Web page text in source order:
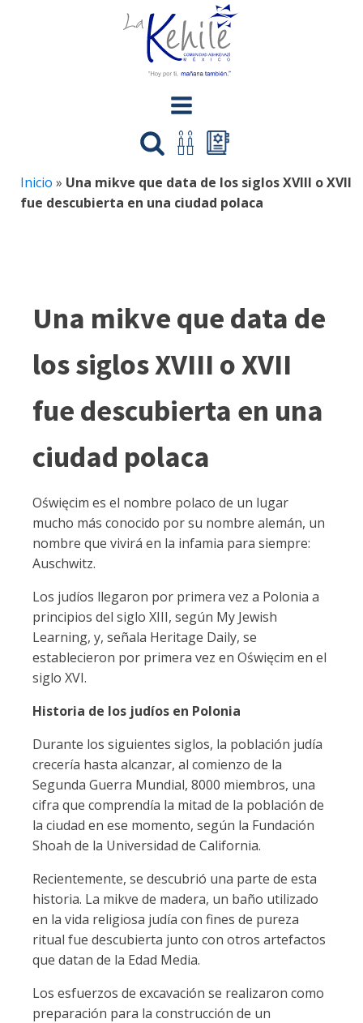
Inicio » Una mikve que data de los siglos XVIII o XVII
fue descubierta en una ciudad polaca
Una mikve que data de
los siglos XVIII o XVII
fue descubierta en una
ciudad polaca
Oświęcim es el nombre polaco de un lugar
mucho más conocido por su nombre alemán, un
nombre que vivirá en la infamia para siempre:
Auschwitz.
Los judíos llegaron por primera vez a Polonia a
principios del siglo XIII, según My Jewish
Learning, y, señala Heritage Daily, se
establecieron por primera vez en Oświęcim en el
siglo XVI.
Historia de los judíos en Polonia
Durante los siguientes siglos, la población judía
crecería hasta alcanzar, al comienzo de la
Segunda Guerra Mundial, 8000 miembros, una
cifra que comprendía la mitad de la población de
la ciudad en ese momento, según la Fundación
Shoah de la Universidad de California.
Recientemente, se descubrió una parte de esta
historia. La mikve de madera, un baño utilizado
en la vida religiosa judía con fines de pureza
ritual fue descubierta junto con otros artefactos
que datan de la Edad Media.
Los esfuerzos de excavación se realizaron como
preparación para la construcción de un